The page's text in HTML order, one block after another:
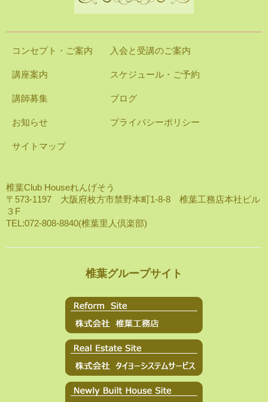
コンセプト・ご案内 入会と受講のご案内
講座案内 スケジュール・ご予約
講師募集 ブログ
お知らせ プライバシーポリシー
サイトマップ
椎葉Club Houseれんげそう
〒573-1197 大阪府枚方市禁野本町1-8-8 椎葉工務店本社ビル
３F
TEL:072-808-8840(椎葉里人倶楽部)
椎葉グループサイト